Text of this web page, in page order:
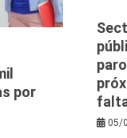
por
05/